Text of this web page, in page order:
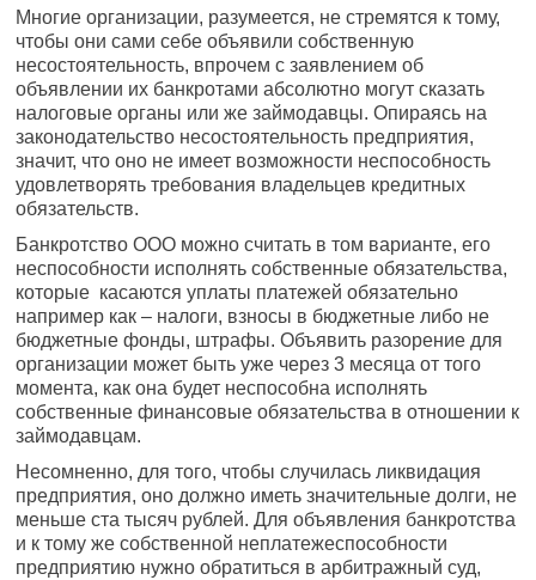
Многие организации, разумеется, не стремятся к тому,
чтобы они сами себе объявили собственную
несостоятельность, впрочем с заявлением об
объявлении их банкротами абсолютно могут сказать
налоговые органы или же займодавцы. Опираясь на
законодательство несостоятельность предприятия,
значит, что оно не имеет возможности неспособность
удовлетворять требования владельцев кредитных
обязательств.
Банкротство ООО можно считать в том варианте, его
неспособности исполнять собственные обязательства,
которые касаются уплаты платежей обязательно
например как – налоги, взносы в бюджетные либо не
бюджетные фонды, штрафы. Объявить разорение для
организации может быть уже через 3 месяца от того
момента, как она будет неспособна исполнять
собственные финансовые обязательства в отношении к
займодавцам.
Несомненно, для того, чтобы случилась ликвидация
предприятия, оно должно иметь значительные долги, не
меньше ста тысяч рублей. Для объявления банкротства
и к тому же собственной неплатежеспособности
предприятию нужно обратиться в арбитражный суд,